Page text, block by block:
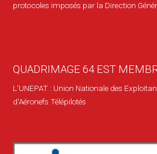
protocoles imposés par la Direction
QUADRIMAGE 64 EST
L'UNEPAT : Union Nationale des
d'Aéronefs Télépilotés